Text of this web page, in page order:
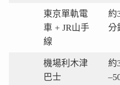
東京單軌電
車 + JR山手
線
約
分
機場利木津
巴士
約